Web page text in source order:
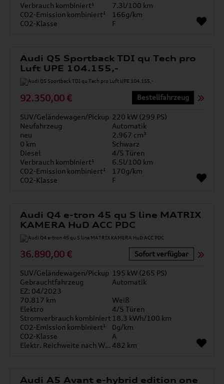
Verbrauch kombiniert¹
7.3l/100 km
CO2-Emission kombiniert¹
166g/km
CO2-Klasse
F
Audi Q5 Sportback TDI qu Tech pro
Luft UPE 104.155,-
92.350,00 € Bestellfahrzeug
SUV/Geländewagen/Pickup 220 kW (299 PS)
Neufahrzeug
Automatik
neu
2.967 cm³
0 km
Schwarz
Diesel
4/5 Türen
Verbrauch kombiniert¹
6.5l/100 km
CO2-Emission kombiniert¹
170g/km
CO2-Klasse
F
Audi Q4 e-tron 45 qu S line MATRIX
KAMERA HuD ACC PDC
36.890,00 € Sofort verfügbar
SUV/Geländewagen/Pickup 195 kW (265 PS)
Gebrauchtfahrzeug
Automatik
EZ: 04/2023
70.817 km
Weiß
Elektro
4/5 Türen
Stromverbrauch kombiniert 18.3 kWh/100 km
CO2-Emission kombiniert¹
0g/km
CO2-Klasse
A
Elektr. Reichweite nach WLTP*482 km
Audi A5 Avant e-hybrid edition one